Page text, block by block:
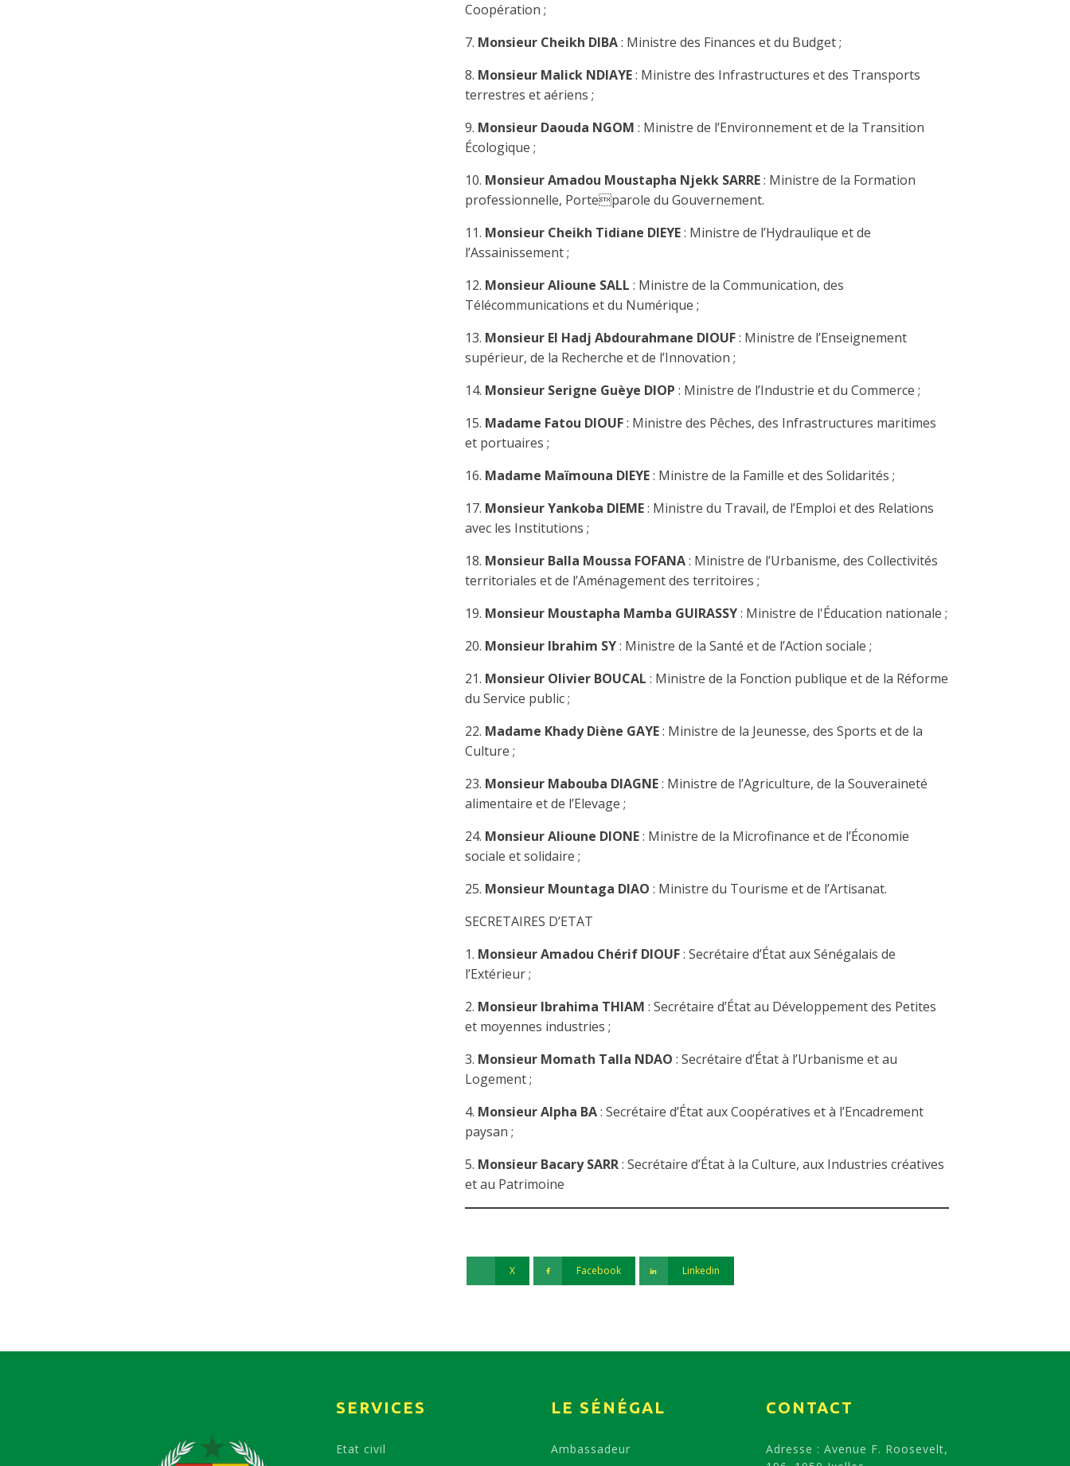
Coopération ;
7. Monsieur Cheikh DIBA: Ministre des Finances et du Budget ;
8. Monsieur Malick NDIAYE: Ministre des Infrastructures et des Transports
terrestres et aériens ;
9. Monsieur Daouda NGOM : Ministre de l’Environnement et de la Transition
Écologique ;
10. Monsieur Amadou Moustapha Njekk SARRE: Ministre de la Formation
professionnelle, Porteparole du Gouvernement.
11. Monsieur Cheikh Tidiane DIEYE: Ministre de l’Hydraulique et de
l’Assainissement ;
12. Monsieur Alioune SALL : Ministre de la Communication, des
Télécommunications et du Numérique ;
13. Monsieur El Hadj Abdourahmane DIOUF: Ministre de l’Enseignement
supérieur, de la Recherche et de l’Innovation ;
14. Monsieur Serigne Guèye DIOP : Ministre de l’Industrie et du Commerce ;
15. Madame Fatou DIOUF: Ministre des Pêches, des Infrastructures maritimes
et portuaires ;
16. Madame Maïmouna DIEYE: Ministre de la Famille et des Solidarités ;
17. Monsieur Yankoba DIEME: Ministre du Travail, de l’Emploi et des Relations
avec les Institutions ;
18. Monsieur Balla Moussa FOFANA: Ministre de l’Urbanisme, des Collectivités
territoriales et de l’Aménagement des territoires ;
19. Monsieur Moustapha Mamba GUIRASSY: Ministre de l'Éducation nationale ;
20. Monsieur Ibrahim SY: Ministre de la Santé et de l’Action sociale ;
21. Monsieur Olivier BOUCAL : Ministre de la Fonction publique et de la Réforme
du Service public ;
22. Madame Khady Diène GAYE: Ministre de la Jeunesse, des Sports et de la
Culture ;
23. Monsieur Mabouba DIAGNE: Ministre de l’Agriculture, de la Souveraineté
alimentaire et de l’Elevage ;
24. Monsieur Alioune DIONE: Ministre de la Microfinance et de l’Économie
sociale et solidaire ;
25. Monsieur Mountaga DIAO : Ministre du Tourisme et de l’Artisanat.
SECRETAIRES D’ETAT
1. Monsieur Amadou Chérif DIOUF: Secrétaire d’État aux Sénégalais de
l’Extérieur ;
2. Monsieur Ibrahima THIAM : Secrétaire d’État au Développement des Petites
et moyennes industries ;
3. Monsieur Momath Talla NDAO : Secrétaire d’État à l’Urbanisme et au
Logement ;
4. Monsieur Alpha BA: Secrétaire d’État aux Coopératives et à l’Encadrement
paysan ;
5. Monsieur Bacary SARR: Secrétaire d’État à la Culture, aux Industries créatives
et au Patrimoine
X Facebook Linkedin
SERVICES
Etat civil
LE SÉNÉGAL
Ambassadeur
CONTACT
Adresse : Avenue F. Roosevelt,